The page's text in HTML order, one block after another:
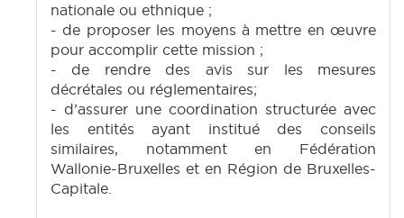
nationale ou ethnique ;
- de proposer les moyens à mettre en œuvre
pour accomplir cette mission ;
- de rendre des avis sur les mesures
décrétales ou réglementaires;
- d’assurer une coordination structurée avec
les entités ayant institué des conseils
similaires, notamment en Fédération
Wallonie-Bruxelles et en Région de Bruxelles-
Capitale.